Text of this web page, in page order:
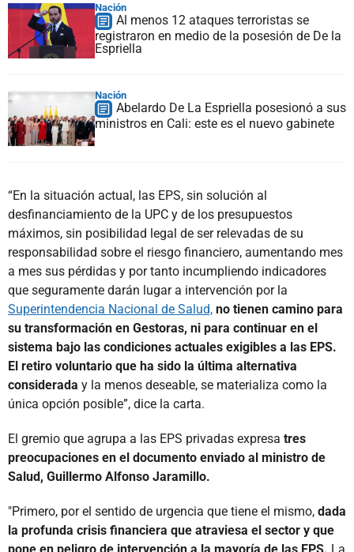
Nación
Al menos 12 ataques terroristas se
registraron en medio de la posesión de De la
Espriella
Nación
Abelardo De La Espriella posesionó a sus
ministros en Cali: este es el nuevo gabinete
“En la situación actual, las EPS, sin solución al
desfinanciamiento de la UPC y de los presupuestos
máximos, sin posibilidad legal de ser relevadas de su
responsabilidad sobre el riesgo financiero, aumentando mes
a mes sus pérdidas y por tanto incumpliendo indicadores
que seguramente darán lugar a intervención por la
Superintendencia Nacional de Salud, no tienen camino para
su transformación en Gestoras, ni para continuar en el
sistema bajo las condiciones actuales exigibles a las EPS.
El retiro voluntario que ha sido la última alternativa
considerada y la menos deseable, se materializa como la
única opción posible”, dice la carta.
El gremio que agrupa a las EPS privadas expresa tres
preocupaciones en el documento enviado al ministro de
Salud, Guillermo Alfonso Jaramillo.
"Primero, por el sentido de urgencia que tiene el mismo, dada
la profunda crisis financiera que atraviesa el sector y que
pone en peligro de intervención a la mayoría de las EPS. La